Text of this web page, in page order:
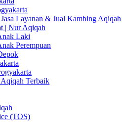
Layanan & Jual Kambing Aqiqah
| Nur Aqiqah
Laki
Perempuan
Terbaik
(TOS)